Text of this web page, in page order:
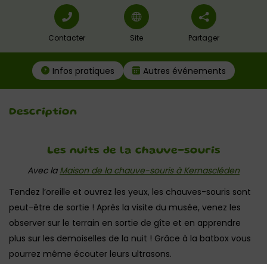
Contacter Site Partager
Infos pratiques Autres événements
Description
Les nuits de la chauve-souris
Avec la Maison de la chauve-souris à Kernascléden
Tendez l’oreille et ouvrez les yeux, les chauves-souris sont
peut-être de sortie ! Après la visite du musée, venez les
observer sur le terrain en sortie de gîte et en apprendre
plus sur les demoiselles de la nuit ! Grâce à la batbox vous
pourrez même écouter leurs ultrasons.